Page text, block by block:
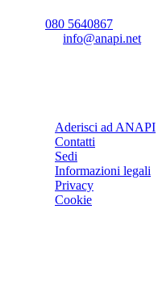
080 5640867
info@anapi.net
Aderisci ad ANAPI
Contatti
Sedi
Informazioni legali
Privacy
Cookie